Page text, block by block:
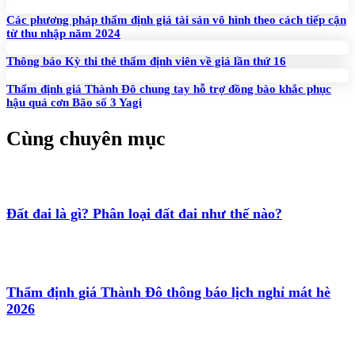
Các phương pháp thẩm định giá tài sản vô hình theo cách tiếp cận
từ thu nhập năm 2024
Thông báo Kỳ thi thẻ thẩm định viên về giá lần thứ 16
Thẩm định giá Thành Đô chung tay hỗ trợ đồng bào khắc phục
hậu quả cơn Bão số 3 Yagi
Cùng chuyên mục
Đất đai là gì? Phân loại đất đai như thế nào?
Thẩm định giá Thành Đô thông báo lịch nghỉ mát hè
2026